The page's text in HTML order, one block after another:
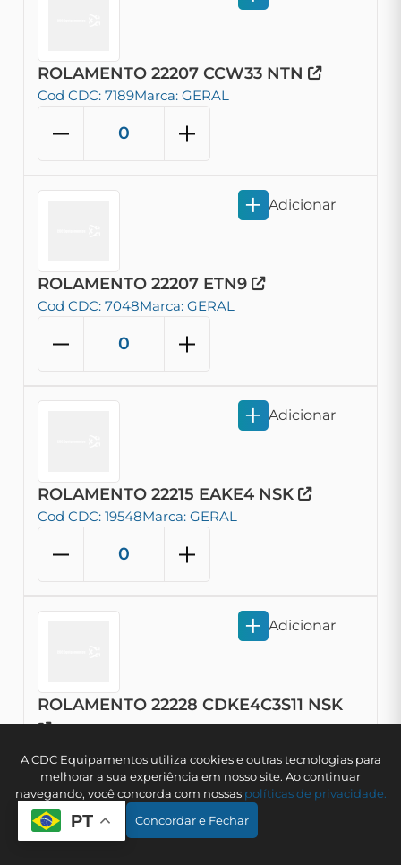
PT
ROLAMENTO 22207 CCW33 NTN
Cod CDC: 7189Marca: GERAL
ROLAMENTO 22207 ETN9
Cod CDC: 7048Marca: GERAL
Adicionar
ROLAMENTO 22215 EAKE4 NSK
Cod CDC: 19548Marca: GERAL
Adicionar
ROLAMENTO 22228 CDKE4C3S11 NSK
Cod CDC: 19785 Marca: GERAL
Adicionar
A CDC Equipamentos utiliza cookies e outras tecnologias para
melhorar a sua experiência em nosso site. Ao continuar
navegando, você concorda com nossas polí­ticas de privacidade.
Concordar e Fechar